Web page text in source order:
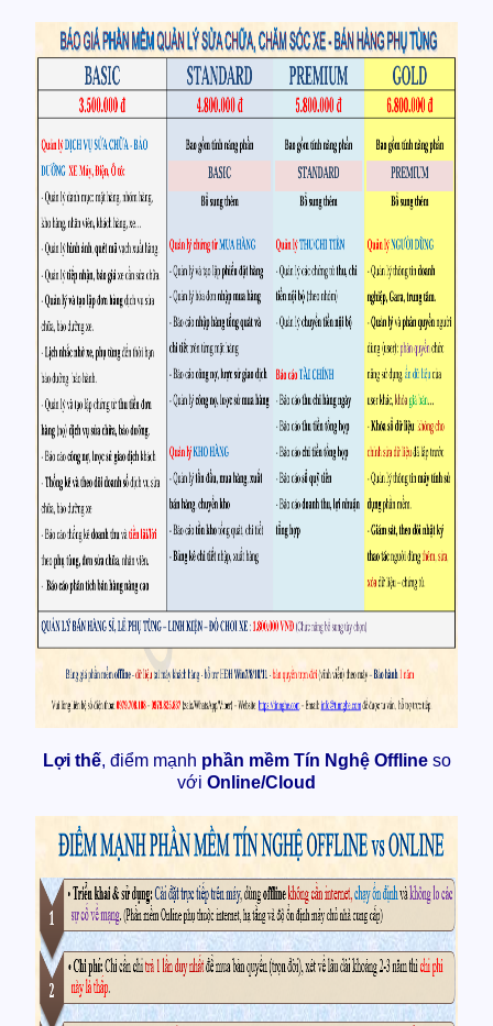
Lợi thế, điểm mạnh phần mềm Tín Nghệ Offlineso
với Online/Cloud